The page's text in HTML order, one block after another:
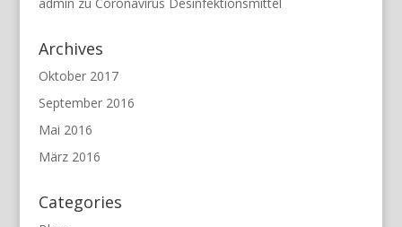
Archives
Oktober 2017
September 2016
Mai 2016
März 2016
Categories